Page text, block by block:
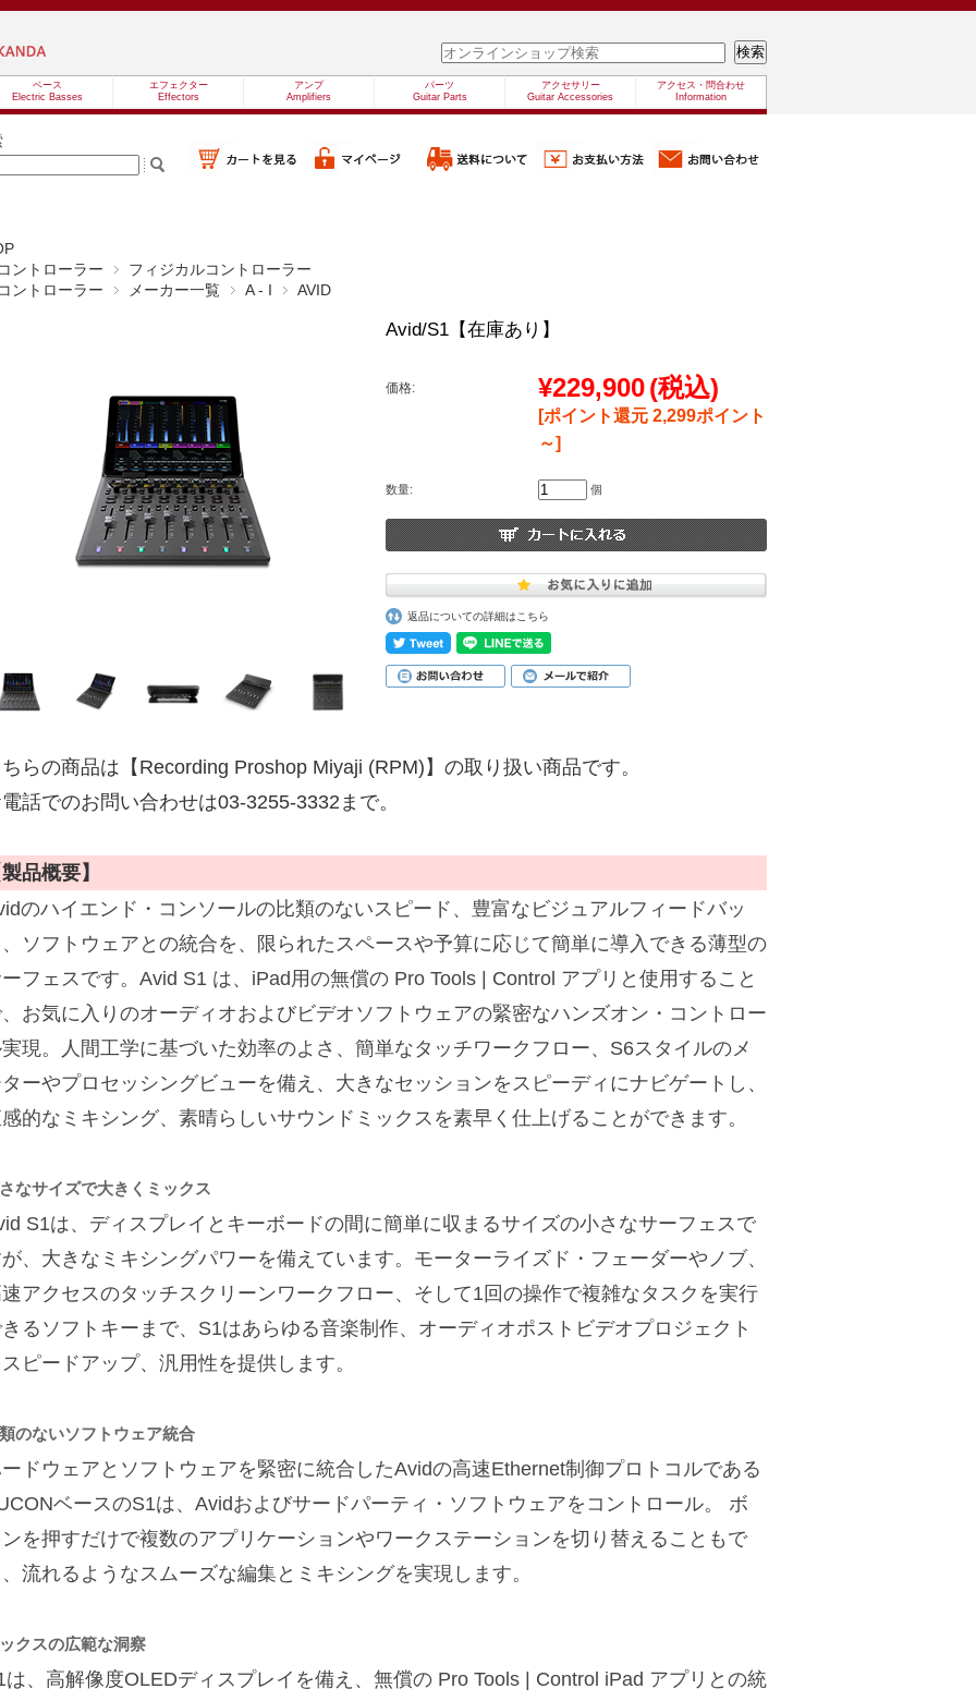
ベース
Electric Basses
エフェクター
Effectors
アンプ
Amplifiers
パーツ
Guitar Parts
アクセサリー
Guitar Accessories
アクセス・問合わせ
Information
コントローラー
フィジカルコントローラー
コントローラー
メーカー一覧 A - I AVID
Avid/S1【在庫あり】
価格: ¥229,900(税込)
[ポイント還元 2,299ポイント
～]
数量: 個
返品についての詳細はこちら
ちらの商品は【Recording Proshop Miyaji (RPM)】の取り扱い商品です。
話でのお問い合わせは03-3255-3332まで。
製品概要】
のハイエンド・コンソールの比類のないスピード、豊富なビジュアルフィードバッ
、ソフトウェアとの統合を、限られたスペースや予算に応じて簡単に導入できる薄型の
フェスです。Avid S1 は、iPad用の無償の Pro Tools | Control アプリと使用すること
お気に入りのオーディオおよびビデオソフトウェアの緊密なハンズオン・コントロー
実現。人間工学に基づいた効率のよさ、簡単なタッチワークフロー、S6スタイルのメ
ーやプロセッシングビューを備え、大きなセッションをスピーディにナビゲートし、
的なミキシング、素晴らしいサウンドミックスを素早く仕上げることができます。
なサイズで大きくミックス
S1は、ディスプレイとキーボードの間に簡単に収まるサイズの小さなサーフェスで
、大きなミキシングパワーを備えています。モーターライズド・フェーダーやノブ、
アクセスのタッチスクリーンワークフロー、そして1回の操作で複雑なタスクを実行
るソフトキーまで、S1はあらゆる音楽制作、オーディオポストビデオプロジェクト
ピードアップ、汎用性を提供します。
のないソフトウェア統合
ドウェアとソフトウェアを緊密に統合したAvidの高速Ethernet制御プロトコルである
ベースのS1は、Avidおよびサードパーティ・ソフトウェアをコントロール。 ボ
ンを押すだけで複数のアプリケーションやワークステーションを切り替えることもで
、流れるようなスムーズな編集とミキシングを実現します。
クスの広範な洞察
は、高解像度OLEDディスプレイを備え、無償の Pro Tools | Control iPad アプリとの統